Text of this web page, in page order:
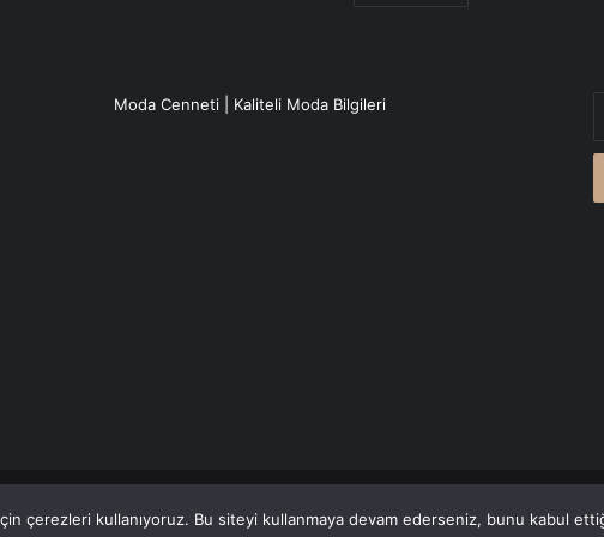
Moda Cenneti | Kaliteli Moda Bilgileri
HaberlerCanlı Haber'den alınmaktadır.
çerezleri kullanıyoruz. Bu siteyi kullanmaya devam ederseniz, bunu kabul